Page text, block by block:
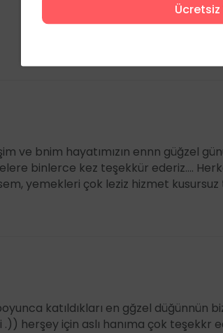
Ücretsiz
ve bnim hayatımızın ennn güğzel
binlerce kez teşekkür ederiz....
yemekleri çok leziz hizmet
katıldıkları en gğzel düğünnün
herşey için aslı hanıma çok teşekkr